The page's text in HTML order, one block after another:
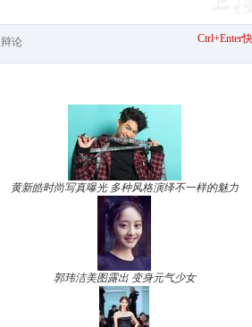
辩论 Ctrl+Enter
黄新皓时尚写真曝光 多种风格演绎不一样的魅力
郭玮洁美图露出 变身元气少女